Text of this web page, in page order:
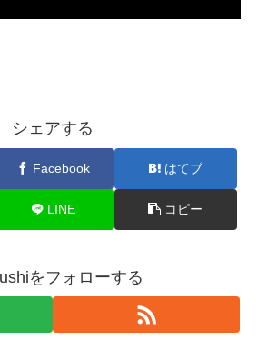
シェアする
Facebook はてブ
LINE コピー
をフォローする